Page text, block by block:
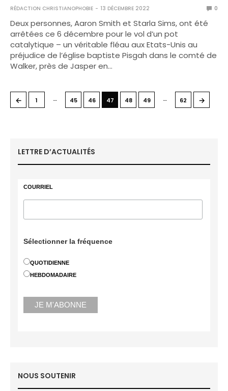
RÉDACTION CHRISTIANOPHOBIE 13 DÉCEMBRE 2022 0
Deux personnes, Aaron Smith et Starla Sims, ont été
arrêtées ce 6 décembre pour le vol d’un pot
catalytique – un véritable fléau aux Etats-Unis au
préjudice de l’église baptiste Pisgah dans le comté de
Walker, près de Jasper en…
← 1 … 45 46 47 48 49 … 62 →
LETTRE D’ACTUALITÉS
COURRIEL
Sélectionner la fréquence
QUOTIDIENNE
HEBDOMADAIRE
NOUS SOUTENIR